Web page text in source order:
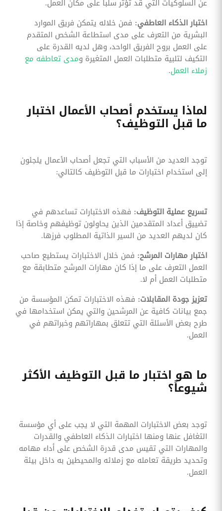
اختبار الذكاء العاطفي: فمن خلاله يتمكن فريق الموارد
البشرية من التعرف على مدى استطاعة الشخص المتقدم
على العمل بروح الفريق الواحد، وهل لديه القدرة على
التكيف لتلبية متطلبات العمل المتغيرة ومدى تعاطفه مع
زملاء العمل.
لماذا يستخدم أصحاب الأعمال اختبار
ما قبل التوظيف؟
توجد العديد من الأسباب التي تجعل أصحاب الأعمال يلجئون
إلى استخدام اختبارات ما قبل التوظيف كالتالي:
تسريع عملية التوظيف: فهذه الاختبارات تساعدهم في
تضييق أعداد المتقدمين الذين يحاولون توظيفهم وخاصة إذا
كان لديهم العديد من السير الذاتية المطلوب فرزها.
اختبار مهارات المرشح: فمن خلال الاختبارات يستطيع صاحب
العمل التعرف على ما إذا كان مهارات المرشح متطابقة مع
متطلبات العمل أم لا.
تعزيز جودة المقابلات: فهذه الاختبارات تمكن المؤسسة من
جمع بيانات كافية عن المرشحين والتي يمكن استخدامها في
طرح بعض الأسئلة التي تتعلق بمهاراتهم وخبراتهم في
العمل.
ما هو اختبار ما قبل التوظيف الأكثر
شيوعاً؟
توجد بعض الاختبارات المهمة التي لا يجب على أي مؤسسة
التغافل عنها ومنها اختبارات الذكاء العاطفي والقدرات
والمهارات التي تقيس مدى قدرة الشخص على أداء مهامه
وتحديد طريقة تعامله مع زملائه والمحيطين به داخل بيئة
العمل.